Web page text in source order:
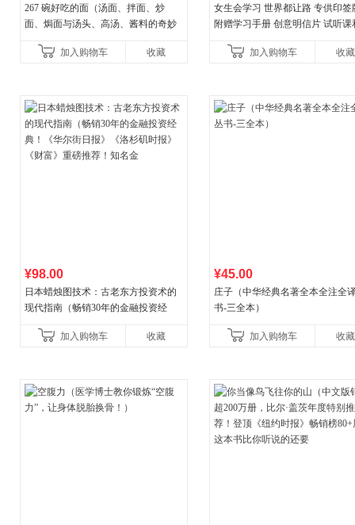
267 碗好吃的面（汤面、拌面、炒
面、焗面与汤头、高汤、酱料的奇妙
妙滋味！令人无法抗拒的
加入购物车 收藏
女生会学习 世界都让路 专供印签
附赠学习手册 创意明信片 试听课
加入购物车
收藏
¥98.00
日本蜡烛图技术：古老东方投资术的
现代指南（畅销30年的金融投资经
《财富》重磅推荐！知名金
加入购物车 收藏
¥45.00
庄子（中华经典名著全本全注全
书-三全本）
加入购物车 收藏